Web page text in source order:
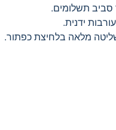
סביב תשלומים.
מלאה בלחיצת כפתור.